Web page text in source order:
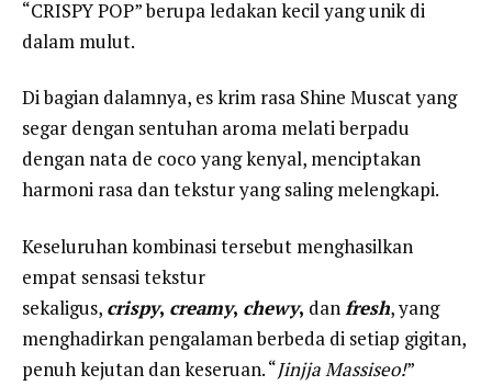
“CRISPY POP” berupa ledakan kecil yang unik di
dalam mulut.
Di bagian dalamnya, es krim rasa Shine Muscat yang
segar dengan sentuhan aroma melati berpadu
dengan nata de coco yang kenyal, menciptakan
harmoni rasa dan tekstur yang saling melengkapi.
Keseluruhan kombinasi tersebut menghasilkan
empat sensasi tekstur
sekaligus, crispy, creamy, chewy, danfresh, yang
menghadirkan pengalaman berbeda di setiap gigitan,
penuh kejutan dan keseruan. “Jinjja Massiseo!”